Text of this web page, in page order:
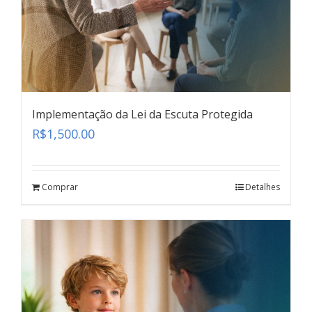
Implementação da Lei da Escuta Protegida
R$1,500.00
Comprar Detalhes